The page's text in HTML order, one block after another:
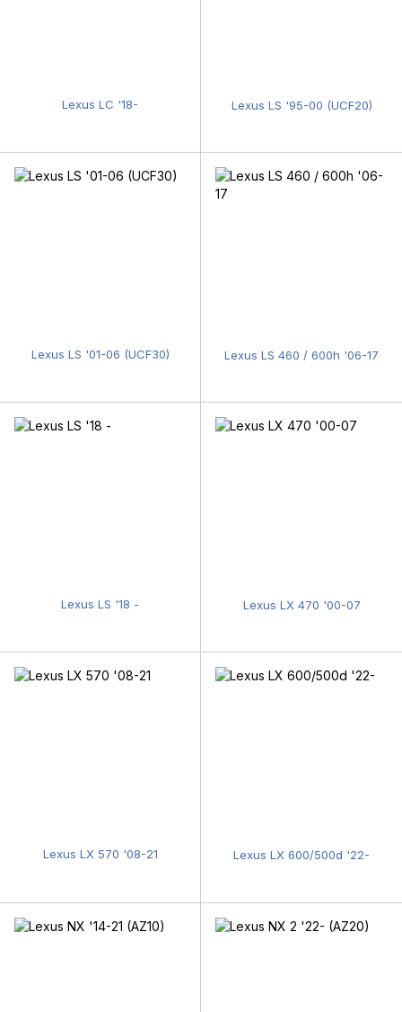
Lexus LC '18- Lexus LS '95-00 (UCF20)
Lexus LS '01-06 (UCF30) Lexus LS 460 / 600h '06-17
Lexus LS '18 - Lexus LX 470 '00-07
Lexus LX 570 '08-21 Lexus LX 600/500d '22-